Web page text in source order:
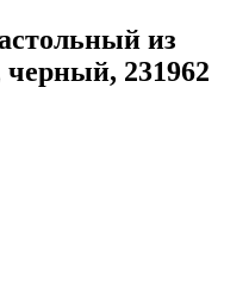
из
черный, 231962